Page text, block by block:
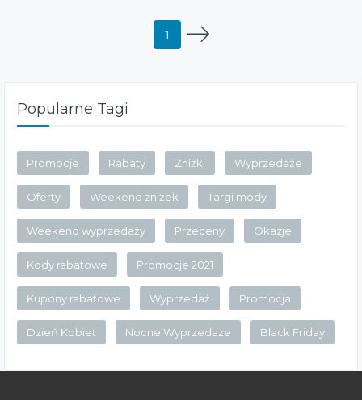
1
Popularne Tagi
Promocje Rabaty Zniżki Wyprzedaże
Oferty Weekend zniżek Targi mody
Weekend wyprzedaży Przeceny Okazje
Kody rabatowe Promocje 2021
Kupony rabatowe Wyprzedaż Promocja
Dzień Kobiet Nocne Wyprzedaże Black Friday